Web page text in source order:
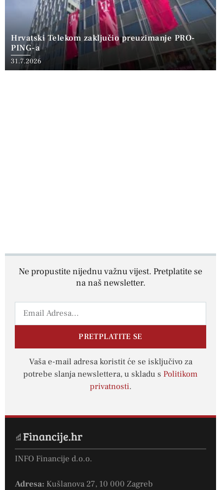
Hrvatski Telekom zaključio preuzimanje PRO-
PING-a
31.7.2026
Ne propustite nijednu važnu vijest. Pretplatite se
na naš newsletter.
PRETPLATITE SE
Vaša e-mail adresa koristit će se isključivo za
potrebe slanja newslettera, u skladu s Politikom
privatnosti.
INFO Financije d.o.o.
Adresa: Kušlanova 27, 10 000 Zagreb